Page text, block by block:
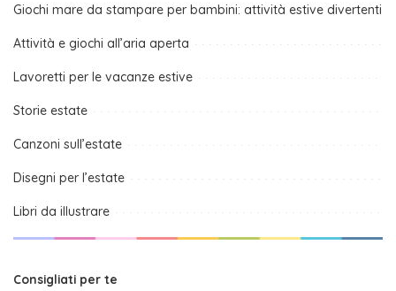
Giochi mare da stampare per bambini: attività estive divertenti
Attività e giochi all’aria aperta
Lavoretti per le vacanze estive
Storie estate
Canzoni sull’estate
Disegni per l’estate
Libri da illustrare
Consigliati per te